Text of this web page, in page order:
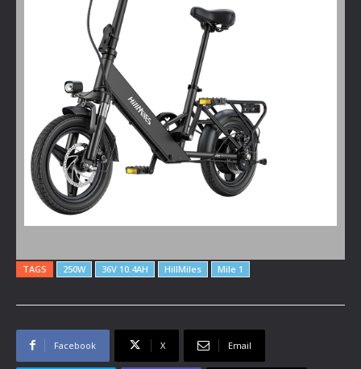
TAGS 250W 36V 10.4AH HillMiles Mile 1
Facebook X Email